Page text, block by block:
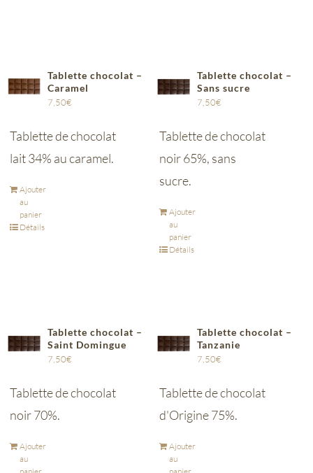
Tablette chocolat –
Caramel
7,50€
Tablette de chocolat
lait 34% au caramel.
Ajouter
au
panier
Détails
Tablette chocolat –
Sans sucre
7,50€
Tablette de chocolat
noir 65%, sans
sucre.
Ajouter
au
panier
Détails
Tablette chocolat –
Saint Domingue
7,50€
Tablette de chocolat
noir 70%.
Ajouter
au
Tablette chocolat –
Tanzanie
7,50€
Tablette de chocolat
d'Origine 75%.
Ajouter
au